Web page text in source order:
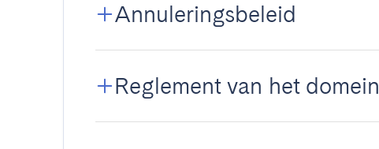
Annuleringsbeleid
Reglement van het domein